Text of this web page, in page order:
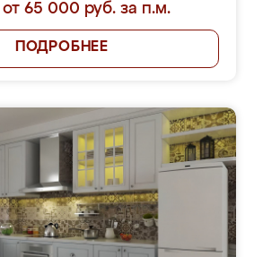
65 000 руб. за п.м.
ПОДРОБНЕЕ